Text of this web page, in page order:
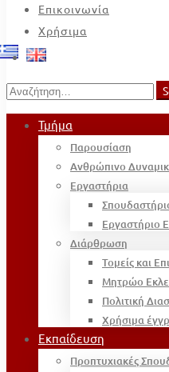
Επικοινωνία
Χρήσιμα
Search
for:
Τμήμα
Παρουσίαση
Ανθρώπινο
Εργαστήρια
Εργαστήριο
Διάρθρωση
Τομείς και
Μητρώο
Πολιτική
Χρήσιμα
Εκπαίδευση
Προπτυχιακές